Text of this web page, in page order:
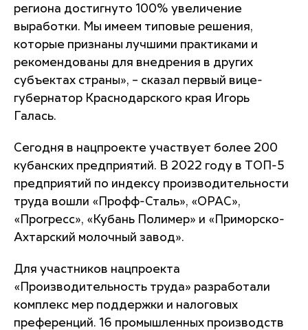
региона достигнуто 100% увеличение
выработки. Мы имеем типовые решения,
которые признаны лучшими практиками и
рекомендованы для внедрения в других
субъектах страны», – сказал первый вице-
губернатор Краснодарского края Игорь
Галась.
Сегодня в нацпроекте участвует более 200
кубанских предприятий. В 2022 году в ТОП-5
предприятий по индексу производительности
труда вошли «Профф-Сталь», «ОРАС»,
«Прогресс», «Кубань Полимер» и «Приморско-
Ахтарский молочный завод».
Для участников нацпроекта
«Производительность труда» разработали
комплекс мер поддержки и налоговых
преференций. 16 промышленных производств